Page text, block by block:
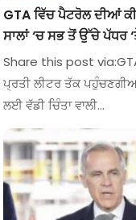
GTA ਵਿੱਚ ਪੈਟਰੋਲ ਦੀਆਂ
ਸਾਲਾਂ ‘ਚ ਸਭ ਤੋਂ ਉੱਚੇ ਪੱਧਰ
Share this post
ਪ੍ਰਤੀ ਲੀਟਰ ਤੱਕ
ਲਈ ਵੱਡੀ ਚਿੰਤਾ ਵਾਲੀ…